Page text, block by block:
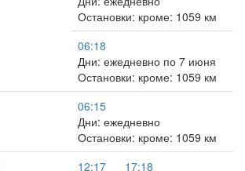
Остановки: кроме: 1059 км
06:18
Дни: ежедневно по 7 июня
Остановки: кроме: 1059 км
06:15
Дни: ежедневно
Остановки: кроме: 1059 км
12:17
17:18